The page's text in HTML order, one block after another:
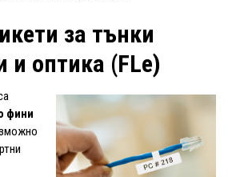
за тънки
и оптика (FLe)
фини